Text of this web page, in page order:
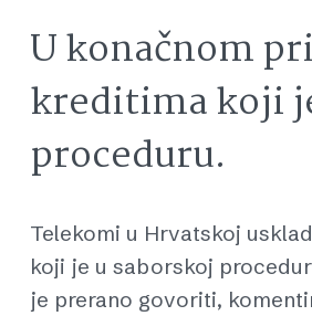
U konačnom
kreditima koji
proceduru.
Telekomi u Hrvatskoj
koji je u saborskoj
je prerano govoriti,